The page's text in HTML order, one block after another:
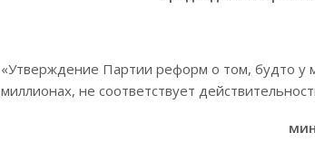
«Утверждение Партии реформ о том, будто у
миллионах, не соответствует